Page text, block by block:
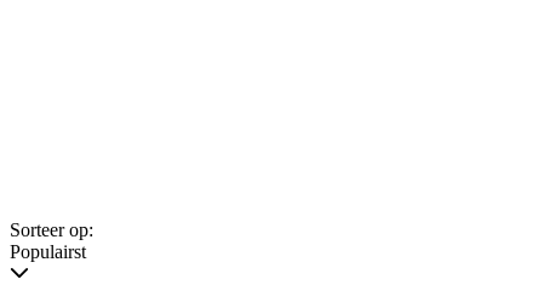
Sorteer op:
Populairst